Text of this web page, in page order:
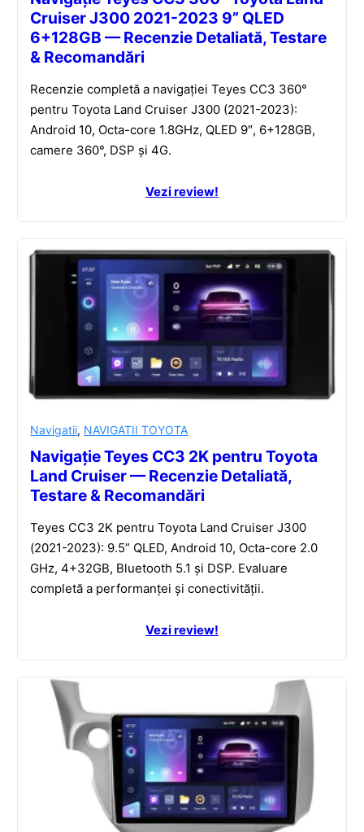
Cruiser J300 2021-2023 9” QLED
6+128GB — Recenzie Detaliată, Testare
& Recomandări
Recenzie completă a navigației Teyes CC3 360°
pentru Toyota Land Cruiser J300 (2021-2023):
Android 10, Octa-core 1.8GHz, QLED 9″, 6+128GB,
camere 360°, DSP și 4G.
Vezi review!
Navigatii, NAVIGATII TOYOTA
Navigație Teyes CC3 2K pentru Toyota
Land Cruiser — Recenzie Detaliată,
Testare & Recomandări
Teyes CC3 2K pentru Toyota Land Cruiser J300
(2021-2023): 9.5” QLED, Android 10, Octa-core 2.0
GHz, 4+32GB, Bluetooth 5.1 și DSP. Evaluare
completă a performanței și conectivității.
Vezi review!